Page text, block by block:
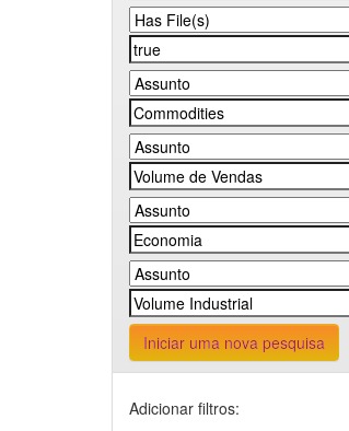
Iniciar uma nova pesquisa
Adicionar filtros: